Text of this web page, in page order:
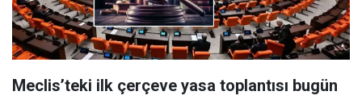
Meclis’teki ilk çerçeve yasa toplantısı bugün